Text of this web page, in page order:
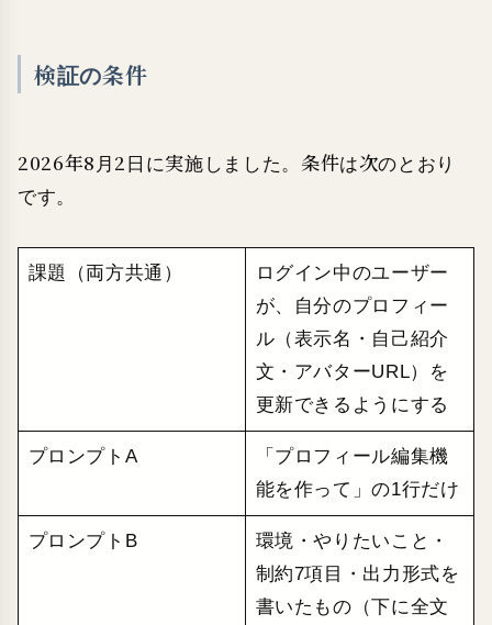
検証の条件
2026年8月2日に実施しました。条件は次のとおり
です。
課題（両方共通）
ログイン中のユーザー
が、自分のプロフィー
ル（表示名・自己紹介
文・アバターURL）を
更新できるようにする
プロンプトA
「プロフィール編集機
能を作って」の1行だけ
プロンプトB
環境・やりたいこと・
制約7項目・出力形式を
書いたもの（下に全文